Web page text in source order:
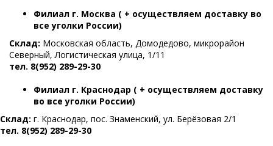
Филиал г. Москва ( + осуществляем доставку во
все уголки России)
Склад: Московская область, Домодедово, микрорайон
Северный, Логистическая улица, 1/11
тел. 8(952) 289-29-30
Филиал г. Краснодар ( + осуществляем доставку
во все уголки России)
Склад: г. Краснодар, пос. Знаменский, ул. Берёзовая 2/1
тел. 8(952) 289-29-30